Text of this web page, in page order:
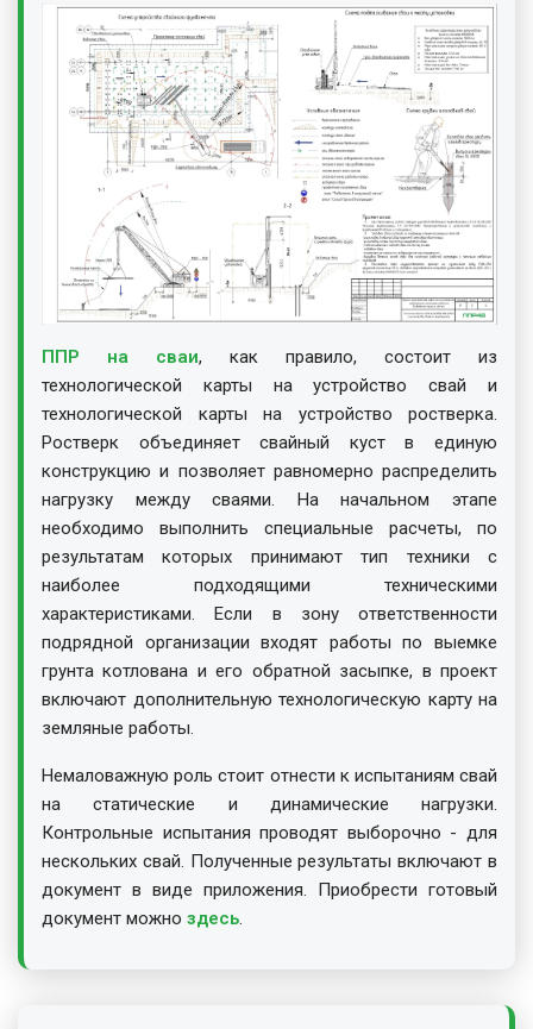
ППР на сваи, как правило, состоит из
технологической карты на устройство свай и
технологической карты на устройство ростверка.
Ростверк объединяет свайный куст в единую
конструкцию и позволяет равномерно распределить
нагрузку между сваями. На начальном этапе
необходимо выполнить специальные расчеты, по
результатам которых принимают тип техники с
наиболее подходящими техническими
характеристиками. Если в зону ответственности
подрядной организации входят работы по выемке
грунта котлована и его обратной засыпке, в проект
включают дополнительную технологическую карту на
земляные работы.
Немаловажную роль стоит отнести к испытаниям свай
на статические и динамические нагрузки.
Контрольные испытания проводят выборочно - для
нескольких свай. Полученные результаты включают в
документ в виде приложения. Приобрести готовый
документ можно здесь.